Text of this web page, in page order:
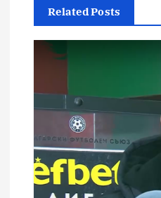
Related Posts